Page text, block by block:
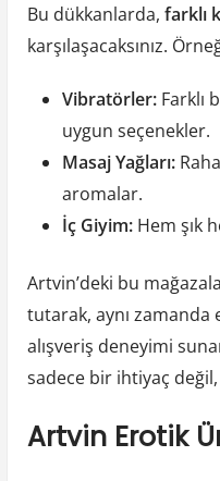
Bu dükkanlarda, farklı
karşılaşacaksınız.
Vibratörler:Farklı
uygun seçenekler.
Masaj Yağları:
aromalar.
İç Giyim:Hem şık
Artvin’deki bu
tutarak, aynı zamanda
alışveriş deneyimi
sadece bir ihtiyaç
Artvin Erotik